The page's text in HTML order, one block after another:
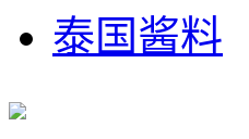
泰国酱料